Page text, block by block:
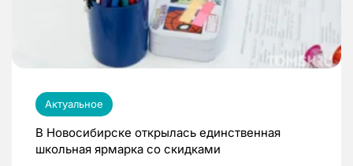
Актуальное
В Новосибирске открылась единственная
школьная ярмарка со скидками